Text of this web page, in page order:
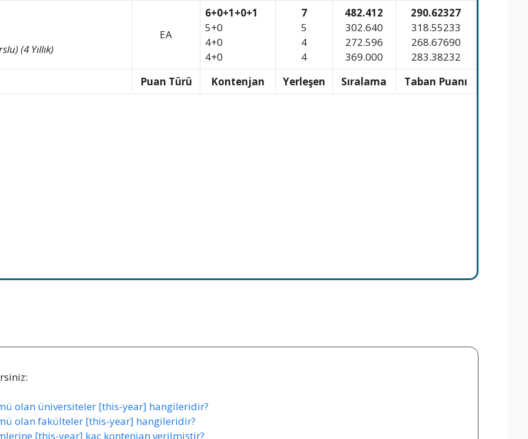
(4 Yıllık)
EA
6+0+1+0+1
5+0
4+0
4+0
7
5
4
4
482.412
302.640
272.596
369.000
290.62327
318.55233
268.67690
283.38232
Puan Türü Kontenjan Yerleşen Sıralama Taban Puanı
olan üniversiteler [this-year] hangileridir?
olan fakülteler [this-year] hangileridir?
[this-year] kaç kontenjan verilmiştir?